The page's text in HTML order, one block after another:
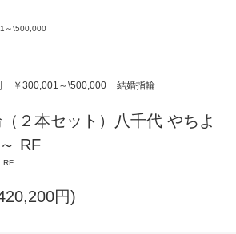
～\500,000
￥300,001～\500,000 結婚指輪
２本セット）八千代 やちよ
RF
RF
円)